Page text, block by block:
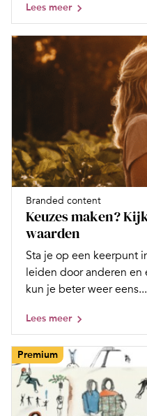
Lees meer
Branded content
Keuzes maken?
waarden
Sta je op een keerpunt
leiden door anderen en
kun je beter weer eens...
Lees meer
Premium